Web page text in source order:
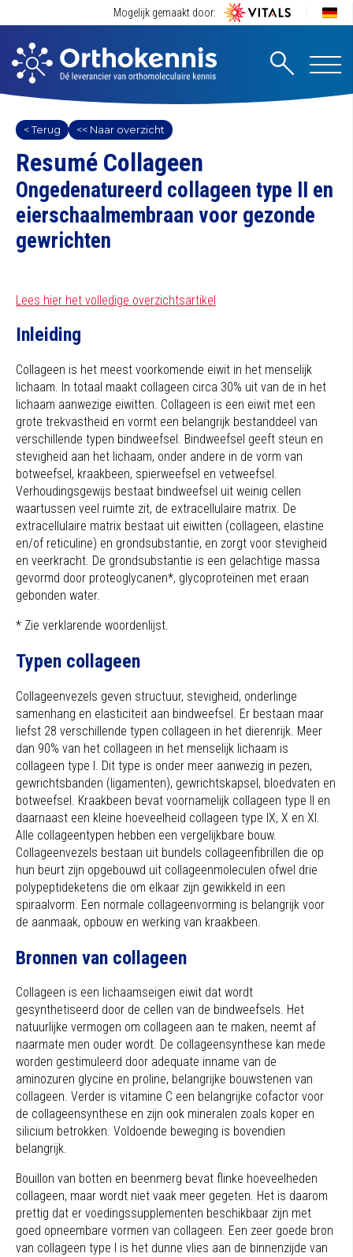
Mogelijk gemaakt door:
< Terug << Naar overzicht
Resumé Collageen
Ongedenatureerd collageen type II en
eierschaalmembraan voor gezonde
gewrichten
Lees hier het volledige overzichtsartikel
Inleiding
Collageen is het meest voorkomende eiwit in het menselijk
lichaam. In totaal maakt collageen circa 30% uit van de in het
lichaam aanwezige eiwitten. Collageen is een eiwit met een
grote trekvastheid en vormt een belangrijk bestanddeel van
verschillende typen bindweefsel. Bindweefsel geeft steun en
stevigheid aan het lichaam, onder andere in de vorm van
botweefsel, kraakbeen, spierweefsel en vetweefsel.
Verhoudingsgewijs bestaat bindweefsel uit weinig cellen
waartussen veel ruimte zit, de extracellulaire matrix. De
extracellulaire matrix bestaat uit eiwitten (collageen, elastine
en/of reticuline) en grondsubstantie, en zorgt voor stevigheid
en veerkracht. De grondsubstantie is een gelachtige massa
gevormd door proteoglycanen*, glycoproteïnen met eraan
gebonden water.
* Zie verklarende woordenlijst.
Typen collageen
Collageenvezels geven structuur, stevigheid, onderlinge
samenhang en elasticiteit aan bindweefsel. Er bestaan maar
liefst 28 verschillende typen collageen in het dierenrijk. Meer
dan 90% van het collageen in het menselijk lichaam is
collageen type I. Dit type is onder meer aanwezig in pezen,
gewrichtsbanden (ligamenten), gewrichtskapsel, bloedvaten en
botweefsel. Kraakbeen bevat voornamelijk collageen type II en
daarnaast een kleine hoeveelheid collageen type IX, X en XI.
Alle collageentypen hebben een vergelijkbare bouw.
Collageenvezels bestaan uit bundels collageenfibrillen die op
hun beurt zijn opgebouwd uit collageenmoleculen ofwel drie
polypeptideketens die om elkaar zijn gewikkeld in een
spiraalvorm. Een normale collageenvorming is belangrijk voor
de aanmaak, opbouw en werking van kraakbeen.
Bronnen van collageen
Collageen is een lichaamseigen eiwit dat wordt
gesynthetiseerd door de cellen van de bindweefsels. Het
natuurlijke vermogen om collageen aan te maken, neemt af
naarmate men ouder wordt. De collageensynthese kan mede
worden gestimuleerd door adequate inname van de
aminozuren glycine en proline, belangrijke bouwstenen van
collageen. Verder is vitamine C een belangrijke cofactor voor
de collageensynthese en zijn ook mineralen zoals koper en
silicium betrokken. Voldoende beweging is bovendien
belangrijk.
Bouillon van botten en beenmerg bevat flinke hoeveelheden
collageen, maar wordt niet vaak meer gegeten. Het is daarom
prettig dat er voedingssupplementen beschikbaar zijn met
goed opneembare vormen van collageen. Een zeer goede bron
van collageen type I is het dunne vlies aan de binnenzijde van